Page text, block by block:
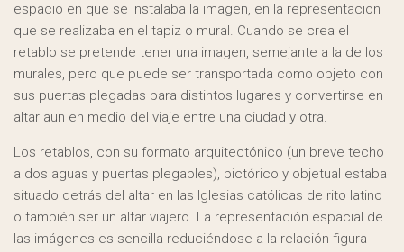
espacio en que se instalaba la imagen, en la representacion
que se realizaba en el tapiz o mural. Cuando se crea el
retablo se pretende tener una imagen, semejante a la de los
murales, pero que puede ser transportada como objeto con
sus puertas plegadas para distintos lugares y convertirse en
altar aun en medio del viaje entre una ciudad y otra.
Los retablos, con su formato arquitectónico (un breve techo
a dos aguas y puertas plegables), pictórico y objetual estaba
situado detrás del altar en las Iglesias católicas de rito latino
o también ser un altar viajero. La representación espacial de
las imágenes es sencilla reduciéndose a la relación figura-